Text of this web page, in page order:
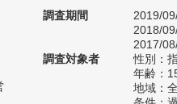
調査期間
2019/
2018/
2017/
調査対象者
性別：
年齢：
地域：